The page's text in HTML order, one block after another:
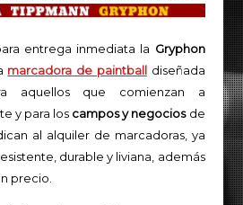
entrega inmediata la Gryphon
marcadora de paintballdiseñada
aquellos que comienzan a
y para los campos y negociosde
al alquiler de marcadoras, ya
durable y liviana, además
precio.